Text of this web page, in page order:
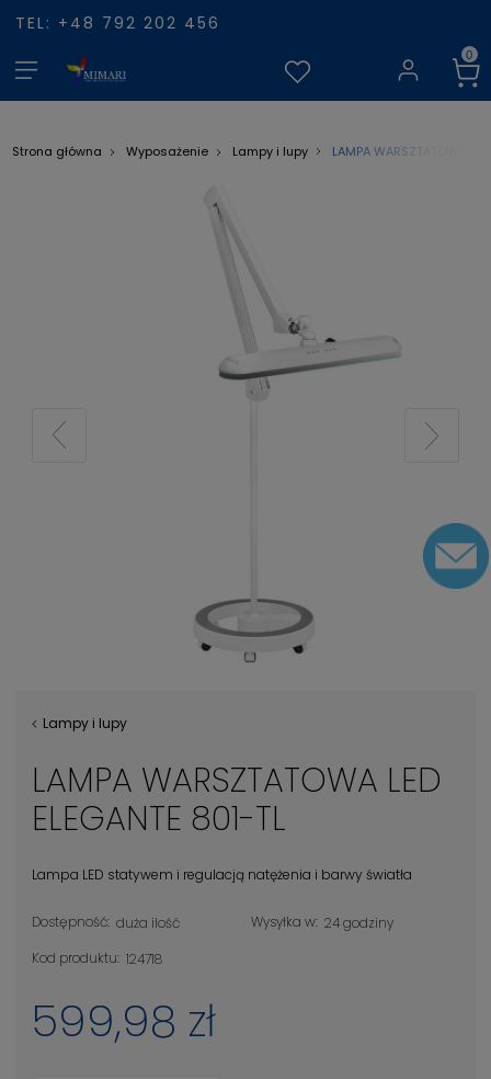
TEL: +48 792 202 456
Strona główna Wyposażenie Lampy i lupy LAMPA WARSZTATOWA
Lampy i lupy
LAMPA WARSZTATOWA LED
ELEGANTE 801-TL
Lampa LED statywem i regulacją natężenia i barwy światła
Dostępność: duża ilość Wysyłka w: 24 godziny
Kod produktu: 124718
599,98 zł